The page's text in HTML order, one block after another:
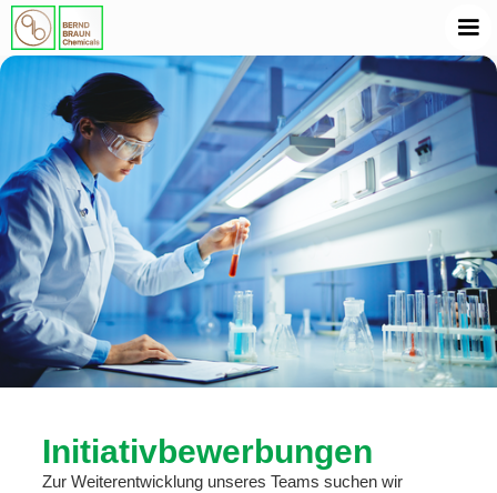
Initiativbewerbungen
Zur Weiterentwicklung unseres Teams suchen wir